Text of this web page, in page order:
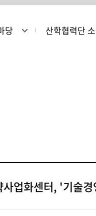
당 산학협력단
업화센터, '기술